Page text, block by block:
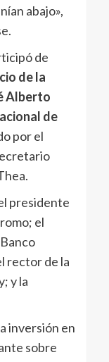
abajo»,
de
de la
Alberto
de
por el
presidente
el
rector de la
y la
inversión en
sobre